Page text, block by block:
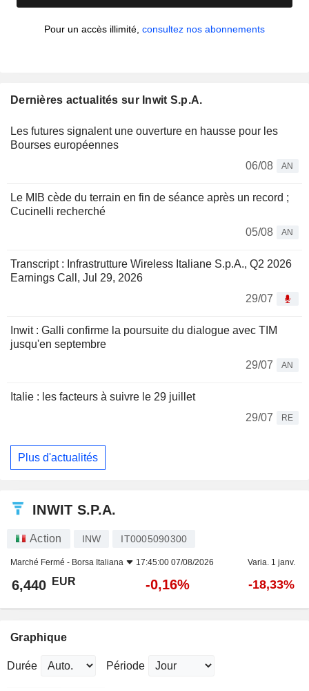
Pour un accès illimité, consultez nos abonnements
Dernières actualités sur Inwit S.p.A.
Les futures signalent une ouverture en hausse pour les
Bourses européennes
06/08
AN
Le MIB cède du terrain en fin de séance après un record ;
Cucinelli recherché
05/08
AN
Transcript : Infrastrutture Wireless Italiane S.p.A., Q2 2026
Earnings Call, Jul 29, 2026
29/07
Inwit : Galli confirme la poursuite du dialogue avec TIM
jusqu'en septembre
29/07
AN
Italie : les facteurs à suivre le 29 juillet
29/07
RE
Plus d'actualités
INWIT S.P.A.
Action INW IT0005090300
Marché Fermé - Borsa Italiana 17:45:00 07/08/2026 Varia. 1 janv.
6,440 EUR -0,16% -18,33%
Graphique
Durée Période